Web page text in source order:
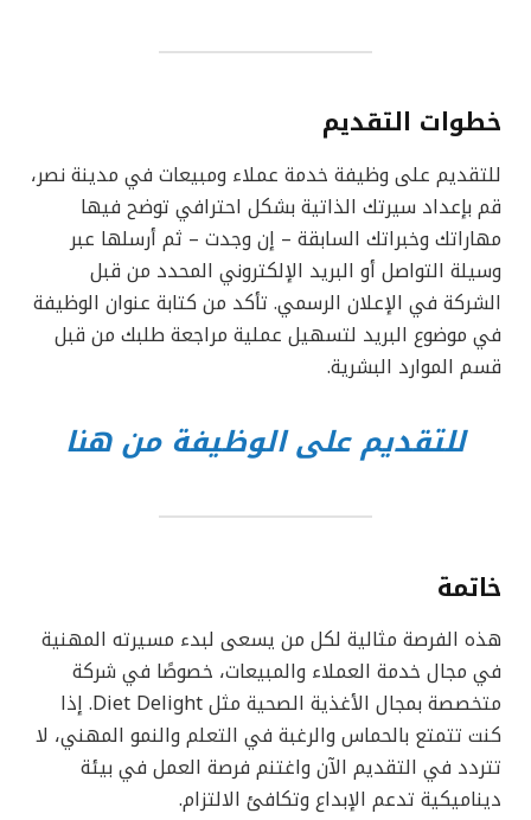
خطوات التقديم
للتقديم على وظيفة خدمة عملاء ومبيعات في مدينة نصر،
قم بإعداد سيرتك الذاتية بشكل احترافي توضح فيها
مهاراتك وخبراتك السابقة – إن وجدت – ثم أرسلها عبر
وسيلة التواصل أو البريد الإلكتروني المحدد من قبل
الشركة في الإعلان الرسمي. تأكد من كتابة عنوان الوظيفة
في موضوع البريد لتسهيل عملية مراجعة طلبك من قبل
قسم الموارد البشرية.
للتقديم على الوظيفة من هنا
خاتمة
هذه الفرصة مثالية لكل من يسعى لبدء مسيرته المهنية
في مجال خدمة العملاء والمبيعات، خصوصًا في شركة
متخصصة بمجال الأغذية الصحية مثل Diet Delight. إذا
كنت تتمتع بالحماس والرغبة في التعلم والنمو المهني، لا
تتردد في التقديم الآن واغتنم فرصة العمل في بيئة
ديناميكية تدعم الإبداع وتكافئ الالتزام.